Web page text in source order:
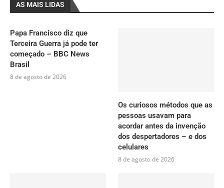
AS MAIS LIDAS
Papa Francisco diz que
Terceira Guerra já pode ter
começado – BBC News
Brasil
8 de agosto de 2026
Os curiosos métodos que as
pessoas usavam para
acordar antes da invenção
dos despertadores – e dos
celulares
8 de agosto de 2026